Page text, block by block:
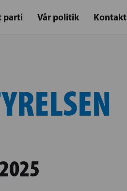
parti Vår politik Kontakt